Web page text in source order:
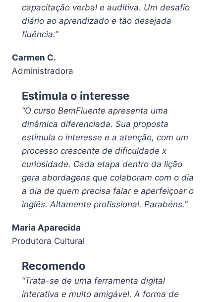
capacitação verbal e auditiva. Um desafio
diário ao aprendizado e tão desejada
fluência.”
Carmen C.
Administradora
Estimula o interesse
“O curso BemFluente apresenta uma
dinâmica diferenciada. Sua proposta
estimula o interesse e a atenção, com um
processo crescente de dificuldade x
curiosidade. Cada etapa dentro da lição
gera abordagens que colaboram com o dia
a dia de quem precisa falar e aperfeiçoar o
inglês. Altamente profissional. Parabéns.”
Maria Aparecida
Produtora Cultural
Recomendo
“Trata-se de uma ferramenta digital
interativa e muito amigável. A forma de